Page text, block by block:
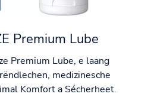
Premium Lube
Premium Lube, e laang
medizinesche
Komfort a Sécherheet.